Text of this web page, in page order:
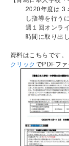
2020年度は 3
し指導を行う
週１回オンラ
時間に取り出
資料はこちらです。
クリックでPDFファ